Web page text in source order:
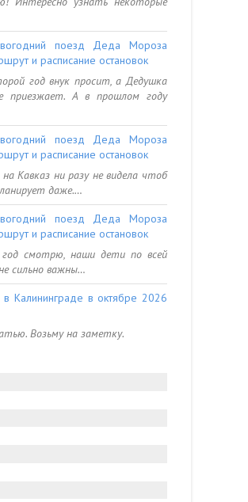
поезд Деда Мороза
и расписание остановок
год внук просит, а Дедушка
приезжает. А в прошлом году
поезд Деда Мороза
и расписание остановок
Кавказ ни разу не видела чтоб
даже.…
поезд Деда Мороза
и расписание остановок
смотрю, наши дети по всей
сильно важны…
Калининграде в октябре 2026
Возьму на заметку.